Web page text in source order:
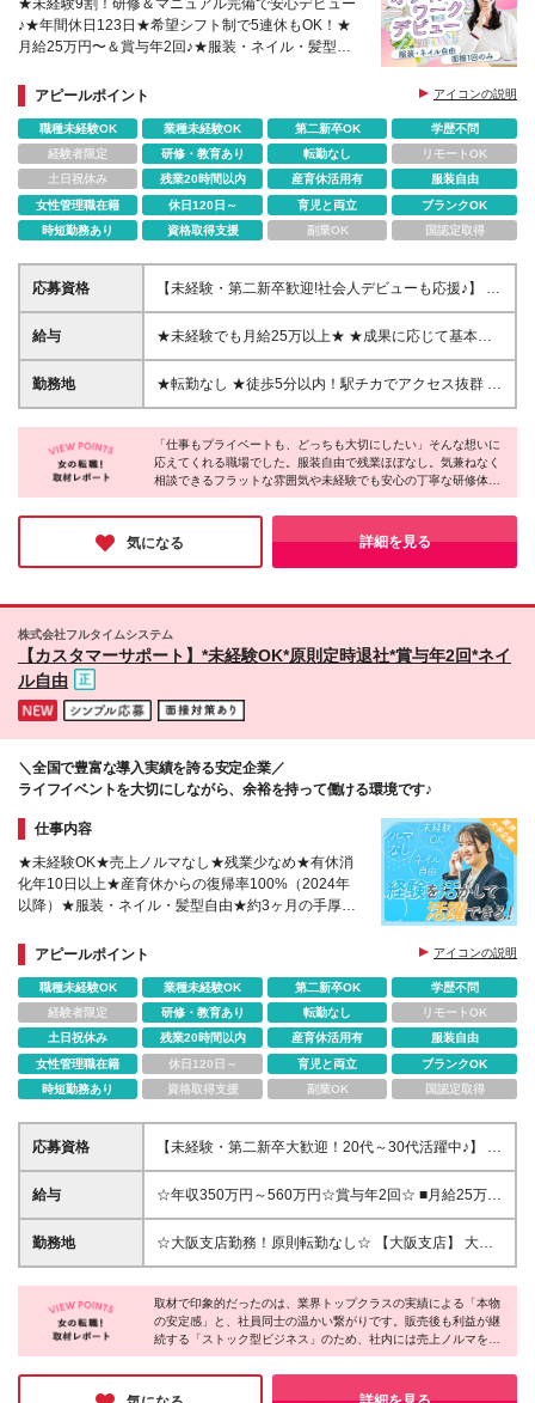
★未経験9割！研修＆マニュアル完備で安心デビュー
♪★年間休日123日★希望シフト制で5連休もOK！★
月給25万円〜＆賞与年2回♪★服装・ネイル・髪型自
アピールポイント
アイコンの説明
職種未経験OK 業種未経験OK 第二新卒OK
学歴不問
経験者限定
研修・教育あり 転勤なし
リモートOK
土日祝休み
残業20時間以内 産育休活用有
服装自由
女性管理職在籍
休日120日～ 育児と両立
ブランクOK
時短勤務あり
資格取得支援 副業OK 国認定取得
応募資格
【未経験・第二新卒歓迎!社会人デビューも応援♪】 ●
学歴不問 ●特別な経験・資格・PCスキルは一切不要!
【人柄重視の採用です♪】 社会人未経験やブランクも
「PCはネット検索くらいしかできない…」という方
も大歓迎です! ＼こんな方にピッタリです!／ ★立ち仕
かり取ってプライベートを充実させたい方 ★服装や
髪型、ネイルを自由に楽しみたい方 ★人と話すこと
が好きで、人の役に立ちたい方 ※希望者には【WEB
給与
★未経験でも月給25万以上★ ★成果に応じて基本給
UP★ ★売上に応じたインセンティブも最大20万支給
★ 月給25万円～34万円＋賞与年2回＋インセンティブ
途残業代をお支払いします。 また、一律支給のライ
フプラン手当、営業手当が含まれています。 交通
費：一部支給 上限：2万円/月 2年目以降 上限：2万
間中のその他変更はございません。
勤務地
★転勤なし ★徒歩5分以内！駅チカでアクセス抜群 残
業も少なめなので、 帰宅時にデパートで買い物も可
能！ 理想的なOLライフを送ることができます！ 【東
京本社】 東京都新宿区新宿5-17-18 H&Iビル7F ★新宿
三丁目駅より徒歩3分 【池袋営業所】 東京都豊島区東
池袋1-25-8 タカセビル4～6F ★池袋駅より徒歩5分
(変更の範囲)上記を除く当社関連勤務地
「仕事もプライベートも、どっちも大切にしたい」そんな想いに
応えてくれる職場でした。服装自由で残業ほぼなし。気兼ねなく
相談できるフラットな雰囲気や未経験でも安心の丁寧な研修体
制、産育休からの復帰実績も豊富で、女性が長く活躍できる環境
が整っています。
気になる 詳細を見る
株式会社フルタイムシステム
【カスタマーサポート】*未経験OK*原則定時退社*賞与年2回*ネイ
ル自由
＼全国で豊富な導入実績を誇る安定企業／
ライフイベントを大切にしながら、余裕を持って働ける環境です♪
仕事内容
★未経験OK★売上ノルマなし★残業少なめ★有休消
化年10日以上★産育休からの復帰率100%（2024年
以降）★服装・ネイル・髪型自由★約3ヶ月の手厚い
アピールポイント
アイコンの説明
職種未経験OK 業種未経験OK 第二新卒OK
学歴不問
経験者限定
研修・教育あり 転勤なし
リモートOK
土日祝休み
残業20時間以内 産育休活用有
服装自由
女性管理職在籍
休日120日～ 育児と両立
ブランクOK
時短勤務あり
資格取得支援 副業OK 国認定取得
応募資格
【未経験・第二新卒大歓迎！20代～30代活躍中♪】 ●
明るくコミュニケーションが取れる方歓迎！（人柄・
ポテンシャル重視！） ※学歴やこれまでの経験、専門
んな方にピッタリです！／ ★厳しい売上ノルマから
卒業し、心にゆとりを持って働きたい方 ★接客・販
したい方 ★産休・育休など、将来のライフイベント
と両立しながら長く活躍したい方 ★個人の成績より
も、チームワークや協調性を大切にできる方
給与
☆年収350万円～560万円☆賞与年2回☆ ■月給25万円
～40万円 ※これまでの経験やスキルを考慮して決定
します。 ※試用期間中（3ヶ月）の待遇に差異はござ
ます。
勤務地
☆大阪支店勤務！原則転勤なし☆ 【大阪支店】 大阪
府大阪市中央区南本町1-3-9 サンコービル7F ※(変更
の範囲)上記を除く当社関連勤務地
取材で印象的だったのは、業界トップクラスの実績による「本物
の安定感」と、社員同士の温かい繋がりです。販売後も利益が継
続する「ストック型ビジネス」のため、社内には売上ノルマを争
うギスギスした空気がなく、その心のゆとりが、穏やかな人間関
係や産休・育休復帰率ほぼ100%という働きやすさに直結してい
ると感じました。自分らしく自然体で、長く安心してキャリアを